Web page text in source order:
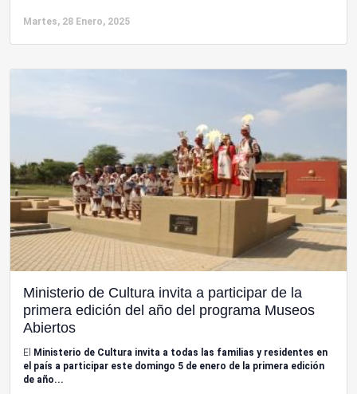
Martes, 28 Enero, 2025
Ministerio de Cultura invita a participar de la
primera edición del año del programa Museos
Abiertos
El Ministerio de Cultura invita a todas las familias y residentes en
el país a participar este domingo 5 de enero de la primera edición
de año...